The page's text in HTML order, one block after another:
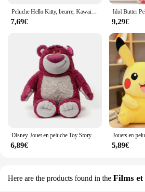
7,69€ 9,29€
6,89€ 5,89€
Here are the products found in the Films